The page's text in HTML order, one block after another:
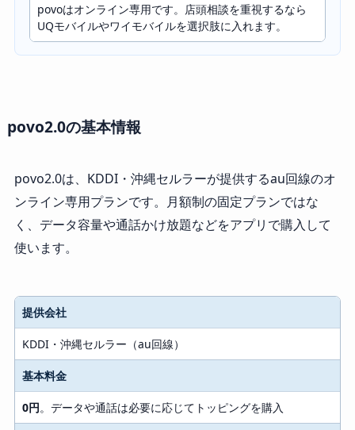
povoはオンライン専用です。店頭相談を重視するなら
UQモバイルやワイモバイルを選択肢に入れます。
povo2.0の基本情報
povo2.0は、KDDI・沖縄セルラーが提供するau回線のオ
ンライン専用プランです。月額制の固定プランではな
く、データ容量や通話かけ放題などをアプリで購入して
使います。
提供会社
KDDI・沖縄セルラー（au回線）
基本料金
0円。データや通話は必要に応じてトッピングを購入